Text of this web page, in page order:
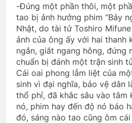
-Đúng một phần thôi, một
tao bị ảnh hưởng phim “Bảy
Nhật, do tài tử Toshiro
ảnh của ông ấy với hai thanh
ngắn, giắt ngang hông, đứng
chuẩn bị đánh một trận sinh
Cái oai phong lẫm liệt của
sinh vì đại nghĩa, bảo vệ dân
thổ phỉ, đã khắc sâu vào tâm
nó, phim hay đến độ nó báo
đó, sáng nào tao cũng ôm